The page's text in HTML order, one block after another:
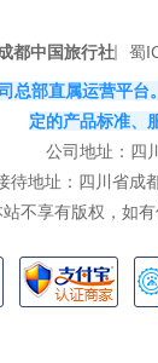
都中国旅行社 蜀
部直属运营平台
定的产品标准、
公司地址：四
待地址：四川省成
不享有版权，如